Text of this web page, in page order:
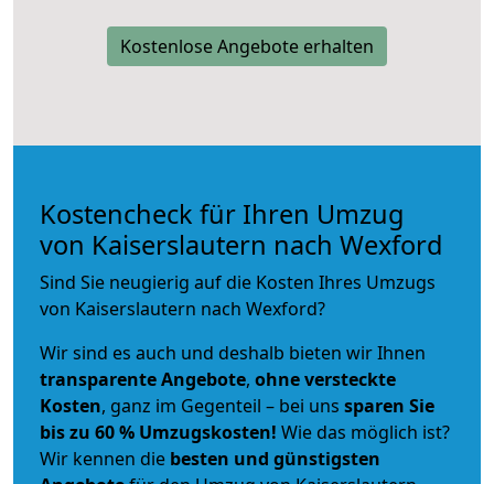
Kostenlose Angebote erhalten
Kostencheck für Ihren Umzug
von Kaiserslautern nach Wexford
Sind Sie neugierig auf die Kosten Ihres Umzugs
von Kaiserslautern nach Wexford?
Wir sind es auch und deshalb bieten wir Ihnen
transparente Angebote, ohne versteckte
Kosten, ganz im Gegenteil – bei uns sparen Sie
bis zu 60 % Umzugskosten! Wie das möglich ist?
Wir kennen die besten und günstigsten